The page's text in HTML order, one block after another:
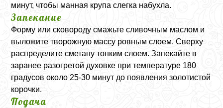
минут, чтобы манная крупа слегка набухла.
Запекание
Форму или сковороду смажьте сливочным маслом и
выложите творожную массу ровным слоем. Сверху
распределите сметану тонким слоем. Запекайте в
заранее разогретой духовке при температуре 180
градусов около 25-30 минут до появления золотистой
корочки.
Подача